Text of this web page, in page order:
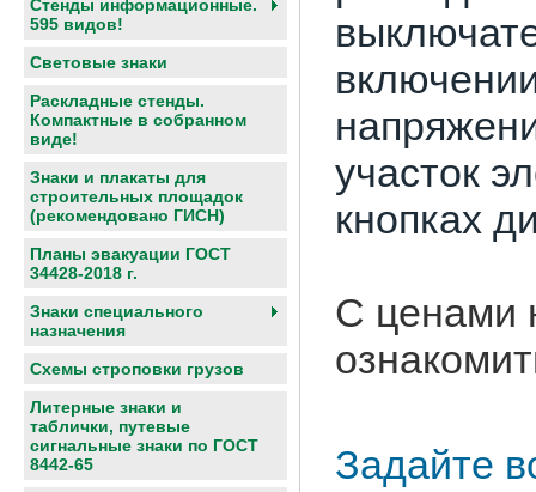
Стенды информационные.
595 видов!
Световые знаки
Раскладные стенды.
Компактные в собранном
виде!
Знаки и плакаты для
строительных площадок
(рекомендовано ГИСН)
Планы эвакуации ГОСТ
34428-2018 г.
Знаки специального
назначения
Схемы строповки грузов
Литерные знаки и
таблички, путевые
сигнальные знаки по ГОСТ
8442-65
участок
кнопках
С ценами
Задайте